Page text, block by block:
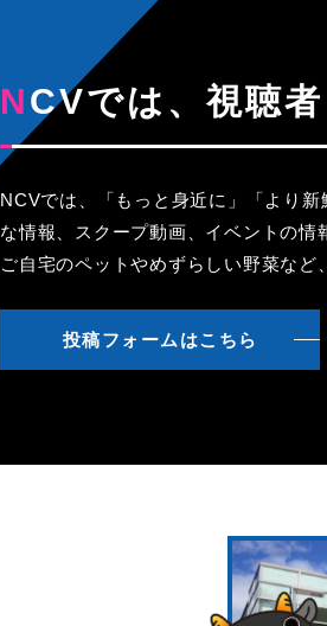
NCVでは、視聴
NCVでは、「もっと身近に」「より
な情報、スクープ動画、イベントの情
ご自宅のペットやめずらしい野菜など
投稿フォームはこちら